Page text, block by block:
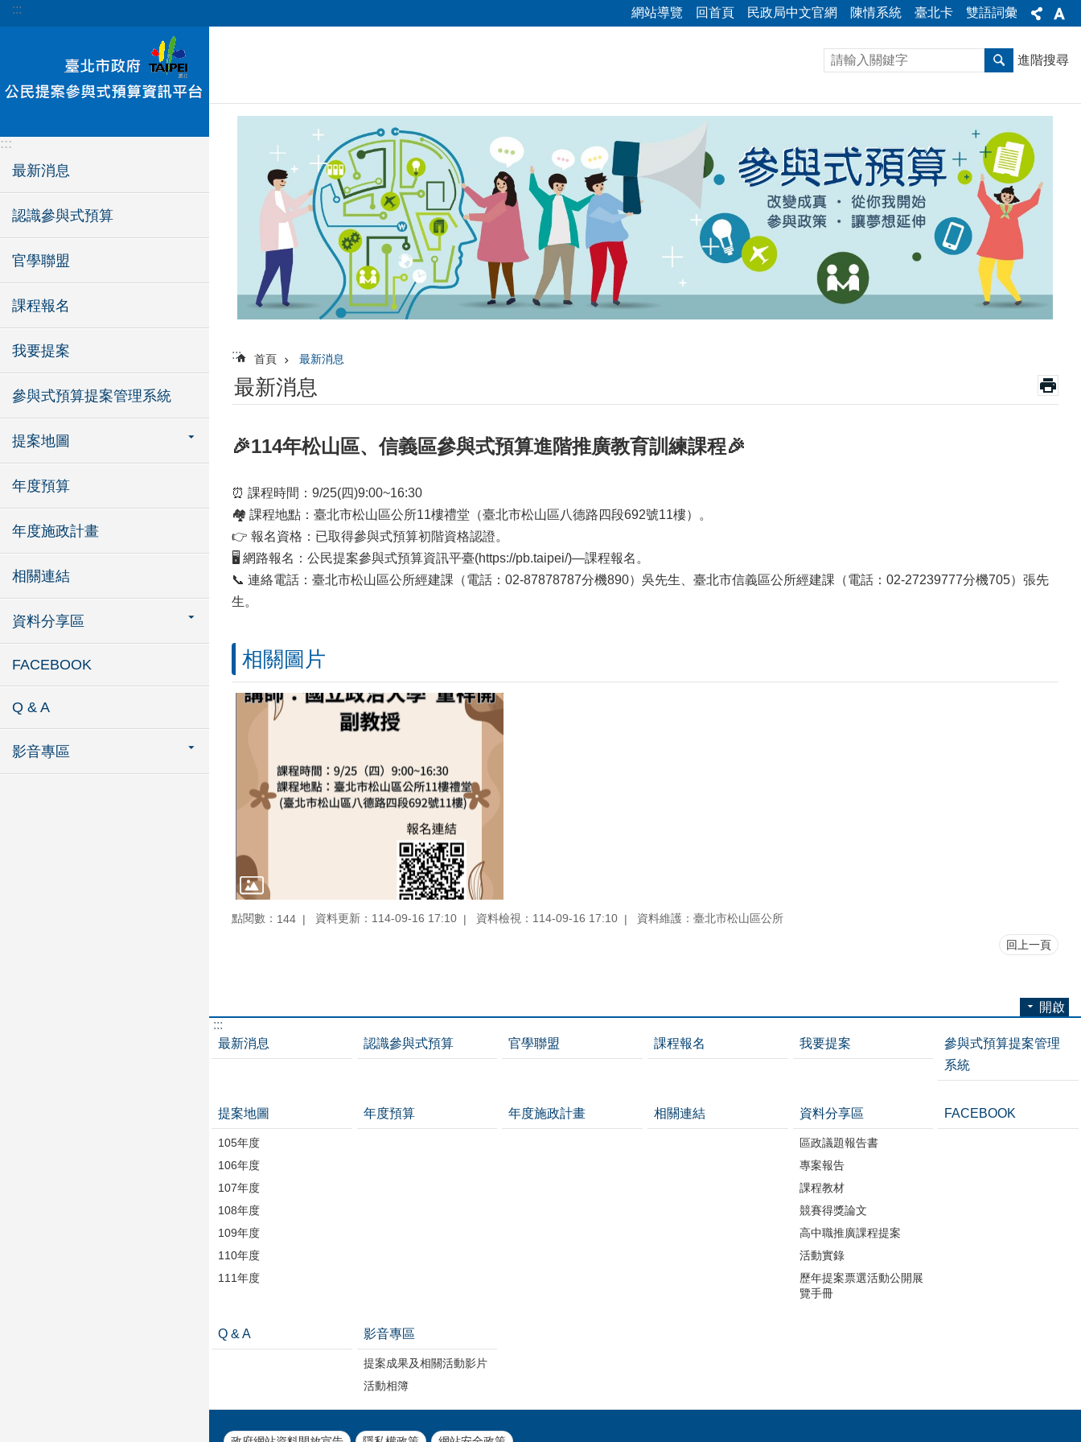
跳到主要內容區塊
::: 網站導覽 回首頁 民政局中文官網 陳情系統 臺北卡 雙語詞彙
:::
最新消息
認識參與式預算
官學聯盟
課程報名
我要提案
參與式預算提案管理系統
提案地圖
年度預算
年度施政計畫
相關連結
資料分享區
FACEBOOK
Q & A
影音專區
進階搜尋
::: 首頁 最新消息
最新消息
🎉114年松山區、信義區參與式預算進階推廣教育訓練課程🎉
⏰ 課程時間：9/25(四)9:00~16:30
🏘 課程地點：臺北市松山區公所11樓禮堂（臺北市松山區八德路四段692號11樓）。
👉 報名資格：已取得參與式預算初階資格認證。
🖥 網路報名：公民提案參與式預算資訊平臺(https://pb.taipei/)—課程報名。
📞 連絡電話：臺北市松山區公所經建課（電話：02-87878787分機890）吳先生、臺北市信義區公所經建課（電話：02-27239777分機705）張先
生。
相關圖片
點閱數： 144 資料更新：114-09-16 17:10 資料檢視：114-09-16 17:10 資料維護：臺北市松山區公所
回上一頁
開啟
:::
最新消息
認識參與式預算 官學聯盟 課程報名 我要提案
參與式預算提案管理
系統
提案地圖
105年度
106年度
107年度
108年度
109年度
110年度
111年度
年度預算 年度施政計畫 相關連結 資料分享區
區政議題報告書
專案報告
課程教材
競賽得獎論文
高中職推廣課程提案
活動實錄
歷年提案票選活動公開展
覽手冊
FACEBOOK
Q & A 影音專區
提案成果及相關活動影片
活動相簿